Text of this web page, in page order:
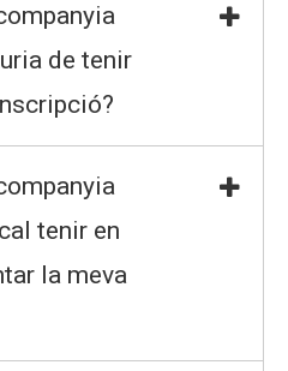
de tenir
tenir en
la meva